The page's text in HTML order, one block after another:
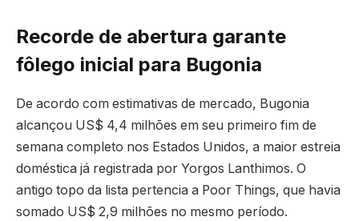
Recorde de abertura garante
fôlego inicial para Bugonia
De acordo com estimativas de mercado, Bugonia
alcançou US$ 4,4 milhões em seu primeiro fim de
semana completo nos Estados Unidos, a maior estreia
doméstica já registrada por Yorgos Lanthimos. O
antigo topo da lista pertencia a Poor Things, que havia
somado US$ 2,9 milhões no mesmo período.